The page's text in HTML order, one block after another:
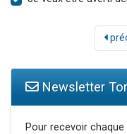
Newsletter
Pour recevoir